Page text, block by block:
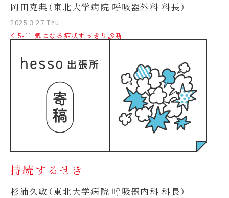
岡田克典（東北大学病院 呼吸器外科 科長）
2025.3.27 Thu
K 5-11 気になる症状すっきり診断
持続するせき
杉浦久敏（東北大学病院 呼吸器内科 科長）